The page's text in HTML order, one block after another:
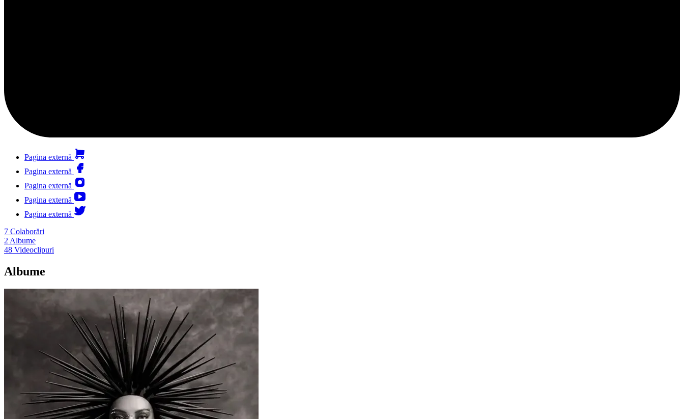
Pagina externă
Pagina externă
Pagina externă
Pagina externă
Pagina externă
7 Colaborări
2 Albume
48 Videoclipuri
Albume